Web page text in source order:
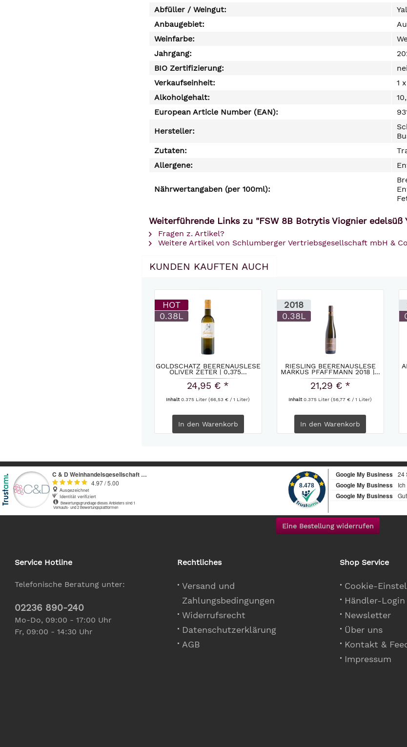
Abfüller / Weingut:
Anbaugebiet:
Weinfarbe:
Jahrgang:
BIO Zertifizierung:
Verkaufseinheit:
1
Alkoholgehalt:
European Article Number (EAN):
Hersteller:
Zutaten:
Allergene:
Nährwertangaben (per 100ml):
Weiterführende Links zu "FSW 8B Botrytis Viognier edelsüß
Fragen z. Artikel?
Weitere Artikel von Schlumberger Vertriebsgesellschaft mbH &
KUNDEN KAUFTEN AUCH
HOT
0.38L
GOLDSCHATZ BEERENAUSLESE
OLIVER ZETER | 0,375...
24,95 € *
Inhalt0.375 Liter(66,53 € / 1 Liter)
In den Warenkorb
2018
0.38L
RIESLING BEERENAUSLESE
MARKUS PFAFFMANN 2018 |...
21,29 € *
Inhalt0.375 Liter(56,77 € / 1 Liter)
In den Warenkorb
Eine Bestellung widerrufen
Service Hotline
Telefonische Beratung unter:
02236 890-240
Mo-Do, 09:00 - 17:00 Uhr
Fr, 09:00 - 14:30 Uhr
Rechtliches
Versand und
Zahlungsbedingungen
Widerrufsrecht
Datenschutzerklärung
AGB
Shop Service
Cookie-
Händler-Login
Newsletter
Über uns
Kontakt &
Impressum